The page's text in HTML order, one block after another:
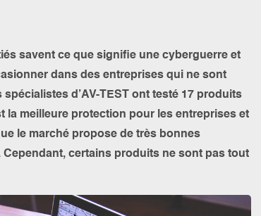
savent ce que signifie une cyberguerre et
dans des entreprises qui ne sont
d’AV-TEST ont testé 17 produits
la meilleure protection pour les entreprises et
le marché propose de très bonnes
certains produits ne sont pas tout